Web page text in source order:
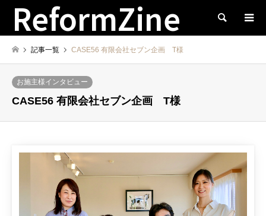
ReformZine 検索
記事一覧 CASE56 有限会社セブン企画 T様
お施主様インタビュー
CASE56 有限会社セブン企画 T様